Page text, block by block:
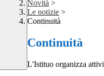
Novità >
Le notizie >
Continuità
Continuità
L'Istituo organizza